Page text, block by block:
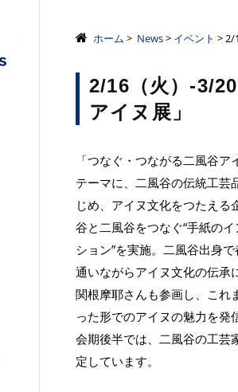
株式会社ノーザンクロ
ホーム > News> イベント > 2/
2/16（火）-3/
アイヌ展」
「つなぐ・つながる二風谷ア
テーマに、二風谷の伝統工芸
じめ、アイヌ文化をつたえる
谷と二風谷をつなぐ“手紙の
ション”を実施。二風谷出身
通いながらアイヌ文化の伝承
関根摩耶さんも参画し、これ
った形でのアイヌの魅力を発
会期後半では、二風谷の工芸
定しています。